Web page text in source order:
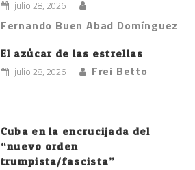
julio 28, 2026
Fernando Buen Abad Domínguez
El azúcar de las estrellas
julio 28, 2026 Frei Betto
Cuba en la encrucijada del
“nuevo orden
trumpista/fascista”